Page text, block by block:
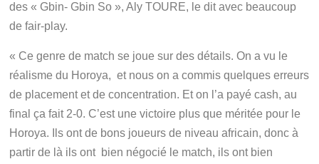
des « Gbin- Gbin So », Aly TOURE, le dit avec beaucoup
de fair-play.
« Ce genre de match se joue sur des détails. On a vu le
réalisme du Horoya, et nous on a commis quelques erreurs
de placement et de concentration. Et on l’a payé cash, au
final ça fait 2-0. C’est une victoire plus que méritée pour le
Horoya. Ils ont de bons joueurs de niveau africain, donc à
partir de là ils ont bien négocié le match, ils ont bien